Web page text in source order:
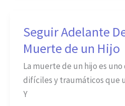
Seguir Adelante
Muerte de un Hijo
La muerte de un hijo es
difíciles y traumáticos que
Y
Seguir
Adelante
de
la
Muerte